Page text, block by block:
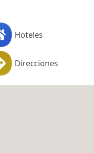
Hoteles
Direcciones